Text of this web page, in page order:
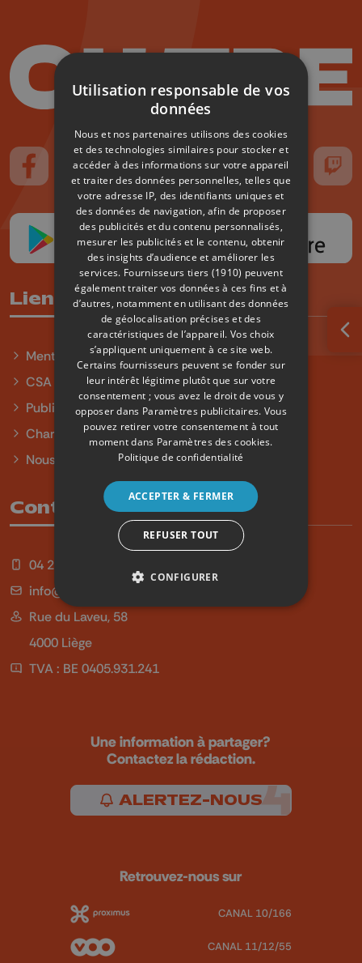
Suivez-nous sur FaceBook
Suivez-nous sur Instagram
Suivez-nous sur TikTokSuivez-nous sur YouTube
Suivez-nous
Liens utiles
Mentions légales
CSA
Publicité
Charte sur l'égalité et la diversité
Nous contacter
Contact
04 254 99 99
info@qu4tre.be
Rue du Laveu, 58
4000 Liège
TVA : BE 0405.931.241
Une information à partager?
Contactez la rédaction.
ALERTEZ-NOUS
Retrouvez-nous sur
CANAL 10/166
CANAL 11/12/55
Utilisation responsable de vos
données
Nous et nos partenaires utilisons des cookies
et des technologies similaires pour stocker et
accéder à des informations sur votre appareil
et traiter des données personnelles, telles que
votre adresse IP, des identifiants uniques et
des données de navigation, afin de proposer
des publicités et du contenu personnalisés,
mesurer les publicités et le contenu, obtenir
des insights d’audience et améliorer les
services. Fournisseurs tiers (1910) peuvent
également traiter vos données à ces fins et à
d’autres, notamment en utilisant des données
de géolocalisation précises et des
caractéristiques de l’appareil. Vos choix
s’appliquent uniquement à ce site web.
Certains fournisseurs peuvent se fonder sur
leur intérêt légitime plutôt que sur votre
consentement ; vous avez le droit de vous y
opposer dans Paramètres publicitaires. Vous
pouvez retirer votre consentement à tout
moment dans Paramètres des cookies.
Politique de confidentialité
ACCEPTER & FERMER
REFUSER TOUT
CONFIGURER